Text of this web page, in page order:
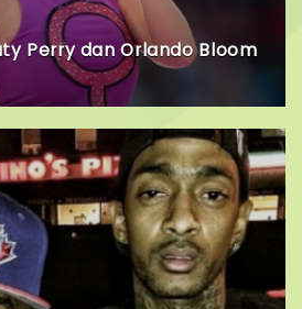
Perry dan Orlando Bloom